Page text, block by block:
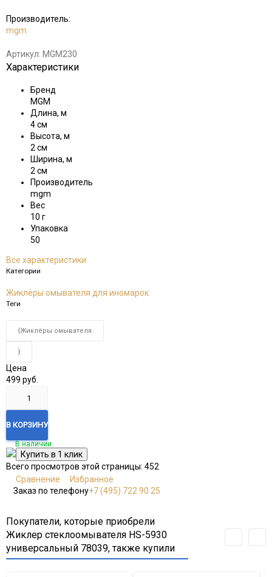
Производитель:
mgm
Артикул: MGM230
Характеристики
Бренд
MGM
Длина, м
4 см
Высота, м
2 см
Ширина, м
2 см
Производитель
mgm
Вес
10 г
Упаковка
50
Все характеристики
Категории
Жиклёры омывателя для иномарок
Теги
{Жиклёры омывателя
}
Цена
499 руб.
В КОРЗИНУ
В наличии
Всего просмотров этой страницы: 452
Сравнение
Избранное
Заказ по телефону+7 (495) 722 90 25
Покупатели, которые приобрели
Жиклер стеклоомывателя HS-5930
универсальный 78039, также купили